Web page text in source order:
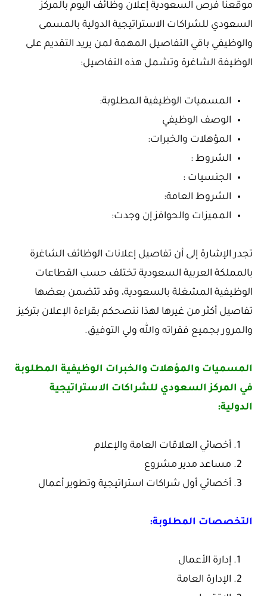
موقعنا فرص السعودية إعلان وظائف اليوم بالمركز
السعودي للشراكات الاستراتيجية الدولية بالمسمى
والوظيفي باقي التفاصيل المهمة لمن يريد التقديم على
الوظيفة الشاغرة وتشمل هذه التفاصيل:
المسميات الوظيفية المطلوبة:
الوصف الوظيفي
المؤهلات والخبرات:
الشروط :
الجنسيات :
الشروط العامة:
المميزات والحوافز إن وجدت:
تجدر الإشارة إلى أن تفاصيل إعلانات الوظائف الشاغرة
بالمملكة العربية السعودية تختلف حسب القطاعات
الوظيفية المشغلة بالسعودية، وقد تتضمن بعضها
تفاصيل أكثر من غيرها لهذا ننصحكم بقراءة الإعلان بتركيز
والمرور بجميع فقراته والله ولي التوفيق.
المسميات والمؤهلات والخبرات الوظيفية المطلوبة
في المركز السعودي للشراكات الاستراتيجية
الدولية:
أخصائي العلاقات العامة والإعلام
مساعد مدير مشروع
أخصائي أول شراكات استراتيجية وتطوير أعمال
التخصصات المطلوبة:
إدارة الأعمال
الإدارة العامة